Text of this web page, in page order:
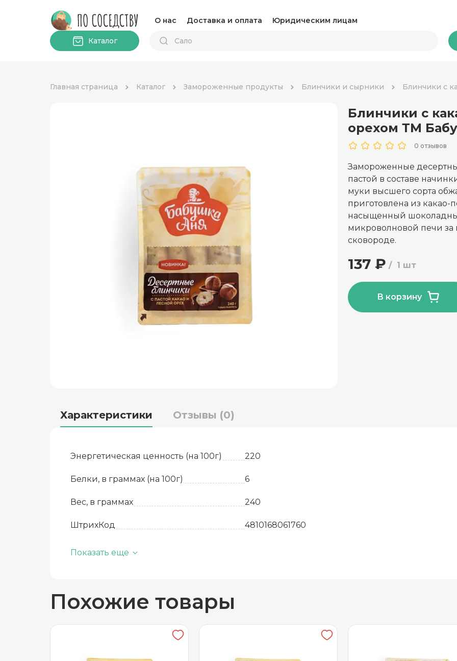
О нас Доставка и оплата Юридическим лицам
Каталог
Главная страница Каталог Замороженные продукты Блинчики и сырники Блинчики с
Блинчики с
орехом ТМ
0 отзывов
Замороженные
пастой в составе
муки высшего сорта
приготовлена из
насыщенный
микроволновой печи за
сковороде.
1 шт
137 ₽
В корзину
Характеристики Отзывы (0)
Энергетическая ценность (на 100г) 220
Белки, в граммах (на 100г) 6
Вес, в граммах 240
ШтрихКод 4810168061760
Базовая единица
Показать еще
Похожие товары
Бакалея
Какао и горячий шоколад